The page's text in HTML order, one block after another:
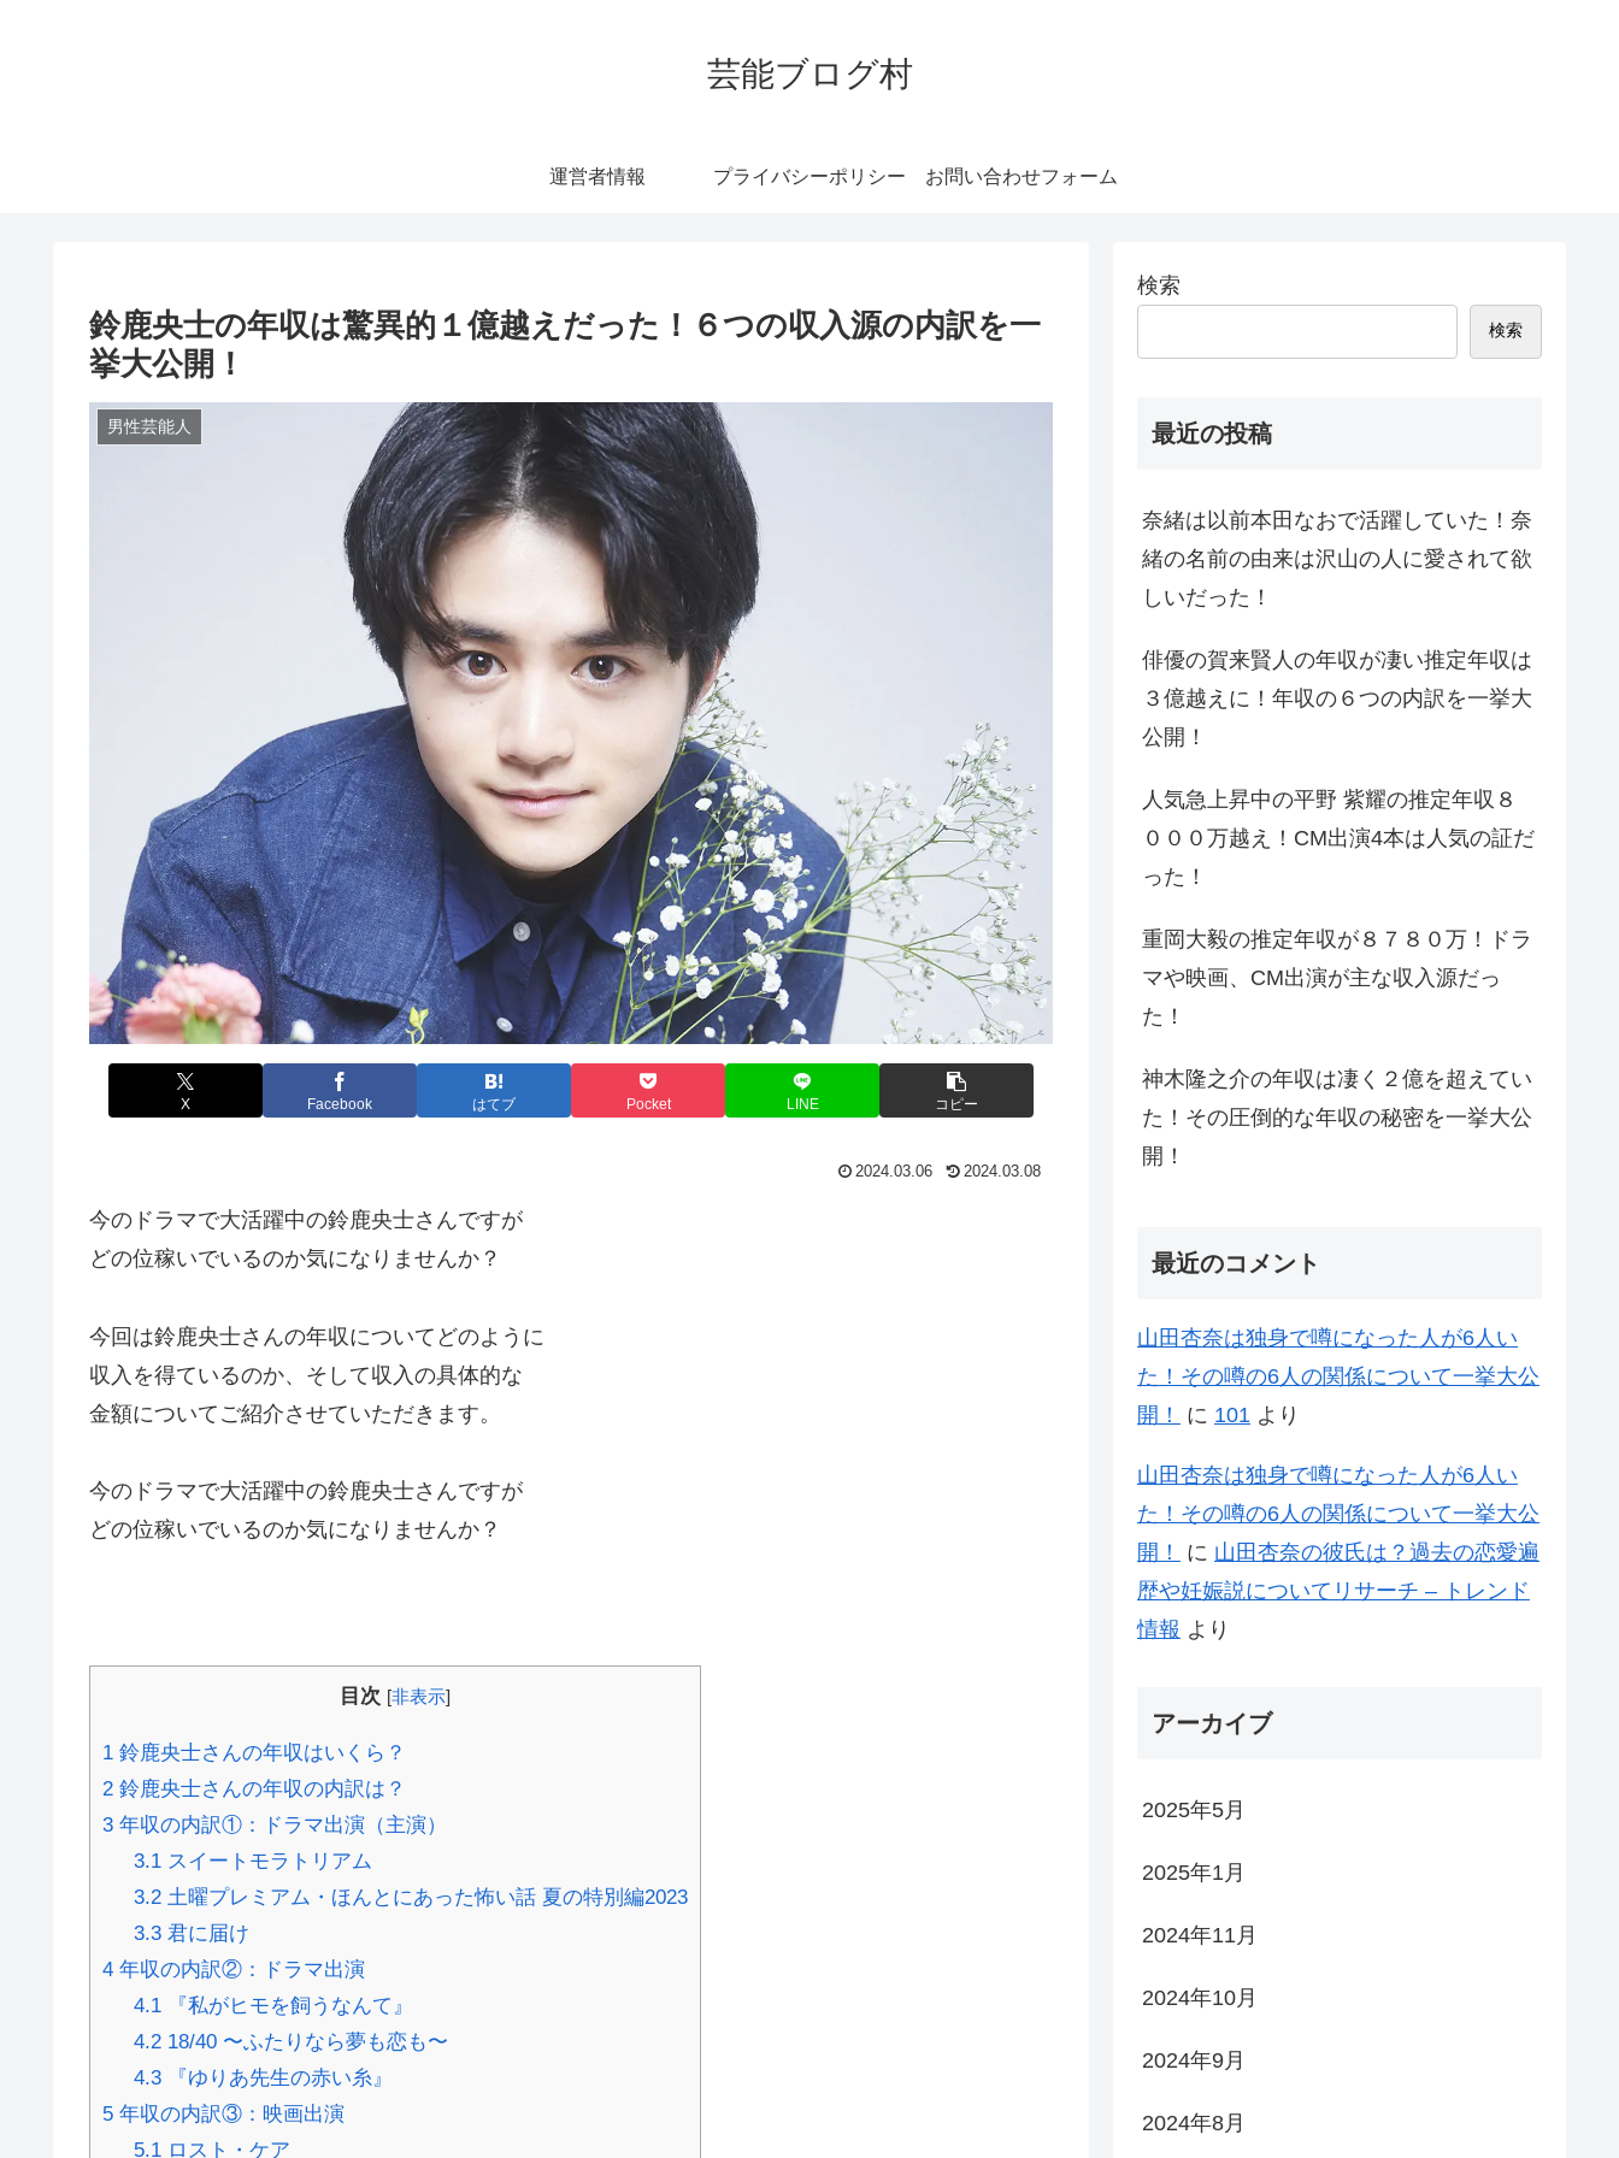
芸能ブログ村
運営者情報 プライバシーポリシー お問い合わせフォーム
鈴鹿央士の年収は驚異的１億越えだった！６つの収入源の内訳を一
挙大公開！
男性芸能人
X Facebook はてブ Pocket LINE コピー
2024.03.06 2024.03.08
今のドラマで大活躍中の鈴鹿央士さんですが
どの位稼いでいるのか気になりませんか？
今回は鈴鹿央士さんの年収についてどのように
収入を得ているのか、そして収入の具体的な
金額についてご紹介させていただきます。
今のドラマで大活躍中の鈴鹿央士さんですが
どの位稼いでいるのか気になりませんか？
目次 [非表示]
1 鈴鹿央士さんの年収はいくら？
2 鈴鹿央士さんの年収の内訳は？
3 年収の内訳①：ドラマ出演（主演）
3.1スイートモラトリアム
3.2土曜プレミアム・ほんとにあった怖い話 夏の特別編2023
3.3君に届け
4 年収の内訳②：ドラマ出演
4.1『私がヒモを飼うなんて』
4.218/40 〜ふたりなら夢も恋も〜
4.3『ゆりあ先生の赤い糸』
5 年収の内訳③：映画出演
5.1ロスト・ケア
検索
検索
最近の投稿
奈緒は以前本田なおで活躍していた！奈
緒の名前の由来は沢山の人に愛されて欲
しいだった！
俳優の賀来賢人の年収が凄い推定年収は
３億越えに！年収の６つの内訳を一挙大
公開！
人気急上昇中の平野 紫耀の推定年収８
０００万越え！CM出演4本は人気の証だ
った！
重岡大毅の推定年収が８７８０万！ドラ
マや映画、CM出演が主な収入源だっ
た！
神木隆之介の年収は凄く２億を超えてい
た！その圧倒的な年収の秘密を一挙大公
開！
最近のコメント
山田杏奈は独身で噂になった人が6人い
た！その噂の6人の関係について一挙大公
開！
に 101 より
山田杏奈は独身で噂になった人が6人い
た！その噂の6人の関係について一挙大公
開！
に 山田杏奈の彼氏は？過去の恋愛遍
歴や妊娠説についてリサーチ – トレンド
情報 より
アーカイブ
2025年5月
2025年1月
2024年11月
2024年10月
2024年9月
2024年8月